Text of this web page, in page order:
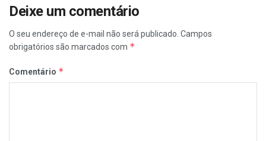
Deixe um comentário
O seu endereço de e-mail não será publicado. Campos
obrigatórios são marcados com *
Comentário *